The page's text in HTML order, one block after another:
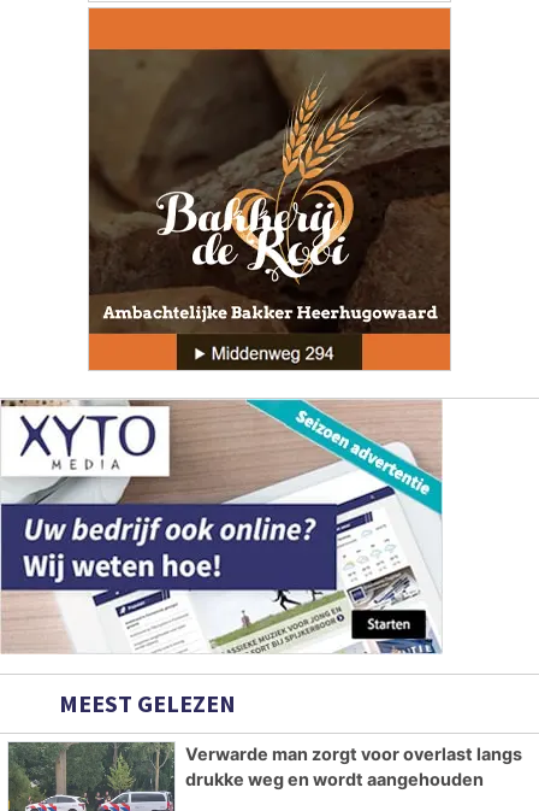
MEEST GELEZEN
Verwarde man zorgt voor overlast langs
drukke weg en wordt aangehouden